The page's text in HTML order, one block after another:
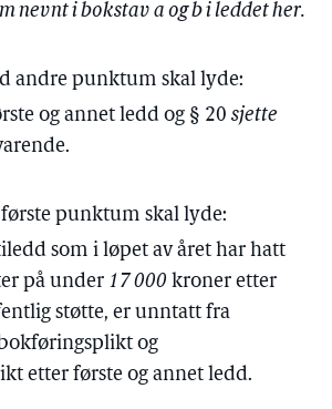
nevnt i bokstav a og b i leddet her.
andre punktum skal lyde:
og annet ledd og § 20 sjette
punktum skal lyde:
som i løpet av året har hatt
på under 17 000 kroner etter
støtte, er unntatt fra
og
etter første og annet ledd.